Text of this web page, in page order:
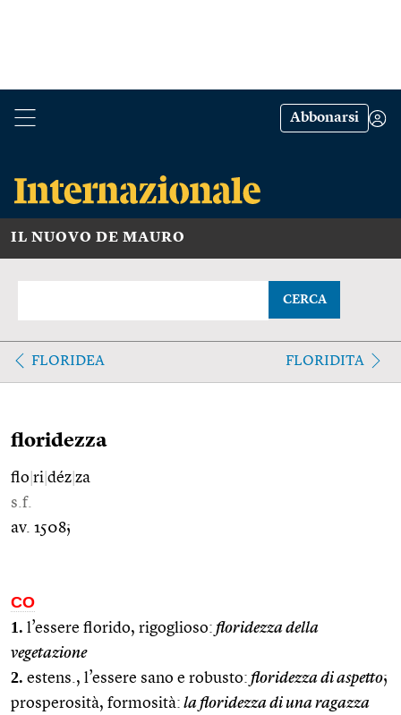
Abbonarsi
IL NUOVO DE MAURO
CERCA
FLORIDEA FLORIDITA
floridezza
flo ri déz za
s.f.
av. 1508;
CO
1. l’essere florido, rigoglioso: floridezza della
vegetazione
2. estens., l’essere sano e robusto: floridezza di aspetto;
prosperosità, formosità: la floridezza di una ragazza